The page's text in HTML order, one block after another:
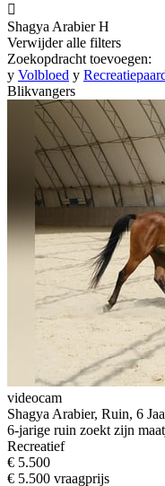

Shagya Arabier H
Verwijder alle filters
Zoekopdracht toevoegen:
y Volbloed y
Blikvangers
videocam
Shagya Arabier, Ruin, 6
6-jarige ruin zoekt zijn
Recreatief
€ 5.500
€ 5.500 vraagprijs